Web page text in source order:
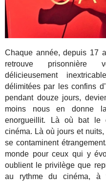
Chaque année, depuis 17
retrouve prisonnière
délicieusement
délimitées par les confins
pendant douze jours,
moins nous en donne
enorgueillit. Là où bat le
cinéma. Là où jours et
se contaminent
monde pour ceux qui y
oublient le privilège que
au rythme du cinéma, à